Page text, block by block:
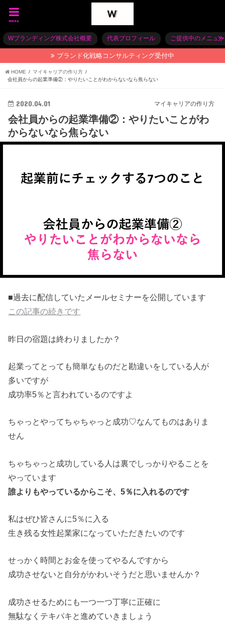
menu
Wブランディング株式会社概要 代表プロフィール ご提供中のメニュー
ブランド化戦略コンサルティング受付中
HOME
マイキャリアの作り方
会社員からの起業準備②：やりたいことがわからないなら焦らない
マイキャリアの作り方
2020.04.01
会社員からの起業準備②：やりたいことがわ
からないなら焦らない
■過去に配信していたメールセミナーを公開しています
この記事の続きです
昨日の宿題は終わりましたか？
起業ってとっても簡単なものだと勘違いをしている人が
多いですが
成功率5％と言われているのですよ
ちゃっとやってちゃちゃっと成功♡なんてものはありま
せん
ちゃちゃっと成功している人は裏でしっかりやることを
やっています
誰よりもやっているからこそ、5％に入れるのです
私はぜひ皆さんに5％に入る
生き残る女性起業家になっていただきたいのです
せっかく時間とお金を使ってやるんですから
成功させないと自分がかわいそうだと思いませんか？
成功させるためにも一つ一つ丁寧に正確に
無駄なくテキパキと進めていきましょう